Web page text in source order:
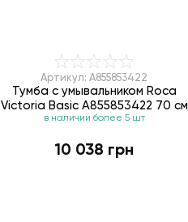
Артикул: A855853422
Тумба с умывальником Roca
Victoria Basic A855853422 70 см
в наличии более 5 шт
10 038 грн